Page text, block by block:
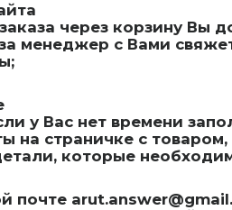
через корзину Вы
менеджер с Вами
у Вас нет времени
на страничке с
которые
почте